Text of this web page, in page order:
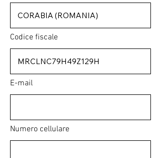
Codice fiscale
E-mail
Numero cellulare